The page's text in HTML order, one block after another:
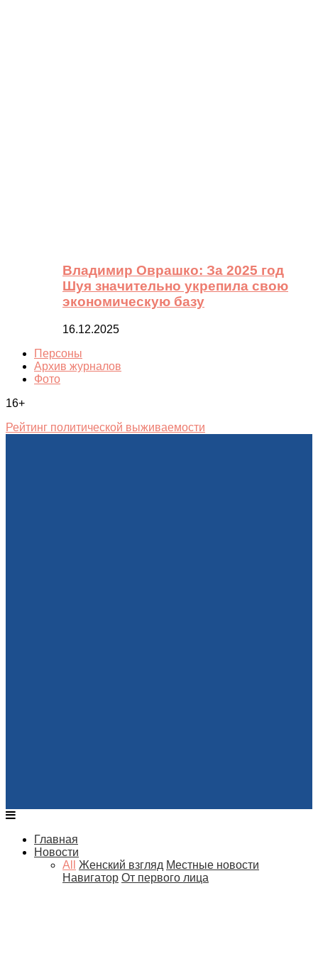
Владимир Оврашко: За 2025 год
Шуя значительно укрепила свою
экономическую базу
16.12.2025
Персоны
Архив журналов
Фото
16+
Рейтинг политической выживаемости
Главная
Новости
All
Женский взгляд Местные новости
Навигатор От первого лица